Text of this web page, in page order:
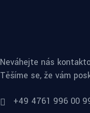
Neváhejte nás
Těšíme se, že vám
+49 4761 996 00